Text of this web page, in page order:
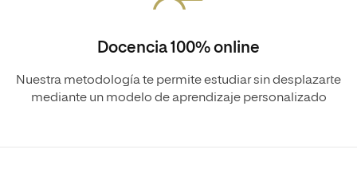
Docencia 100% online
Nuestra metodología te permite estudiar sin desplazarte
mediante un modelo de aprendizaje personalizado